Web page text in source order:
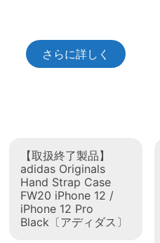
さらに詳しく
【取扱終了製品】
adidas Originals
Hand Strap Case
FW20 iPhone 12 /
iPhone 12 Pro
Black〔アディダス〕